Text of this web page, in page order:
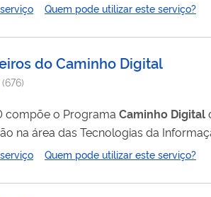
Quem pode utilizar este serviço?
do Caminho Digital
(676)
compõe o Programa Caminho Digital
na área das Tecnologias da
Digital, nível básico,
Quem pode utilizar este serviço?